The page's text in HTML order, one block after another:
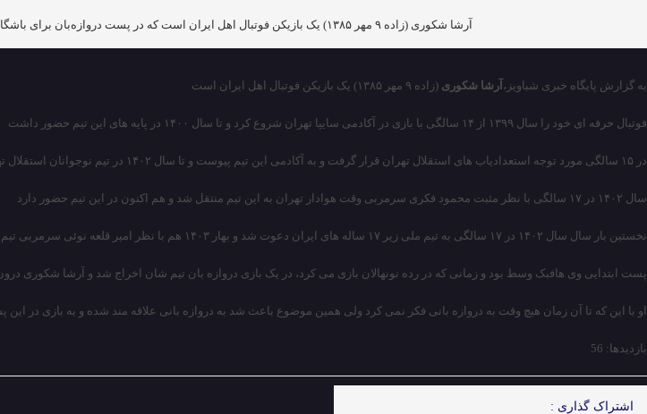
آرشا شکوری (زاده ۹ مهر ۱۳۸۵) یک بازیکن فوتبال اهل ایران است که در پست دروازه‌بان برای باشگاه فوتبال هوادار در لیگ برتر خلیج فارس بازی می‌کند
به گزارش پایگاه خبری شباویز، آرشا شکوری (زاده ۹ مهر ۱۳۸۵) یک بازیکن فوتبال اهل ایران است
فوتبال حرفه ای خود را سال ۱۳۹۹ از ۱۴ سالگی با بازی در آکادمی سایپا تهران شروع کرد و تا سال ۱۴۰۰ در پایه های این تیم حضور داشت
در ۱۵ سالگی مورد توجه استعدادیاب های استقلال تهران قرار گرفت و به آکادمی این تیم پیوست و تا سال ۱۴۰۲ در تیم نوجوانان استقلال تهران حضور داشت
سال ۱۴۰۲ در ۱۷ سالگی با نظر مثبت محمود فکری سرمربی وقت هوادار تهران به این تیم منتقل شد و هم اکنون در این تیم حضور دارد
نخستین بار سال سال ۱۴۰۲ در ۱۷ سالگی به تیم ملی زیر ۱۷ ساله های ایران دعوت شد و بهار ۱۴۰۳ هم با نظر امیر قلعه نوئی سرمربی تیم ملی ایران به اردوی بزرگسالان سه شیرها فراخوانده شد
پست ابتدایی وی هافبک وسط بود و زمانی که در رده نونهالان بازی می‌ کرد، در یک بازی دروازه‌ بان تیم‌ شان اخراج شد و آرشا شکوری درون
او با این که تا آن زمان هیچ وقت به دروازه بانی فکر نمی کرد ولی همین موضوع باعث شد به دروازه‌ بانی علاقه مند شده و به بازی در
بازدیدها: 56
اشتراک گذاری :